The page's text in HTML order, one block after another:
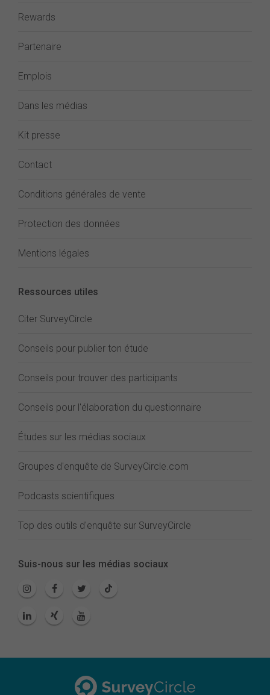
Rewards
Partenaire
Emplois
Dans les médias
Kit presse
Contact
Conditions générales de vente
Protection des données
Mentions légales
Ressources utiles
Citer SurveyCircle
Conseils pour publier ton étude
Conseils pour trouver des participants
Conseils pour l'élaboration du questionnaire
Études sur les médias sociaux
Groupes d'enquête de SurveyCircle.com
Podcasts scientifiques
Top des outils d'enquête sur SurveyCircle
Suis-nous sur les médias sociaux